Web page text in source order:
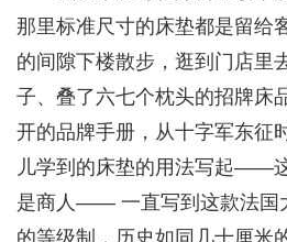
那里标准尺寸的床垫都是留给
的间隙下楼散步，逛到门店里
子、叠了六七个枕头的招牌床
开的品牌手册，从十字军东征
儿学到的床垫的用法写起——
是商人—— 一直写到这款法国
的等级制，历史如同几十厘米